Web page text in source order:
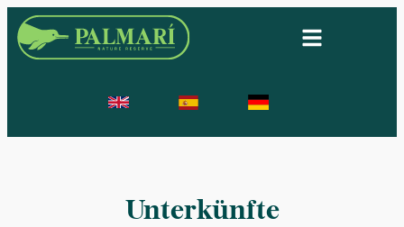
Unterkünfte